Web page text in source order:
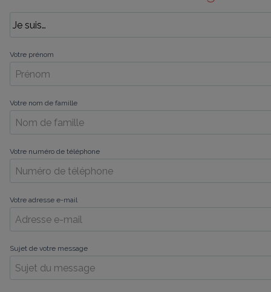
Votre prénom
Votre nom de famille
Votre numéro de téléphone
Votre adresse e-mail
Sujet de votre message